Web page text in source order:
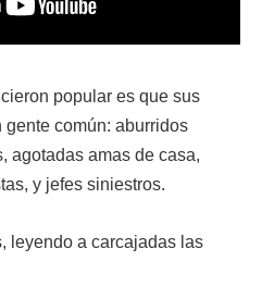
popular es que sus
común: aburridos
agotadas amas de casa,
y jefes siniestros.
leyendo a carcajadas las